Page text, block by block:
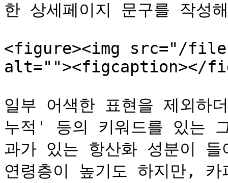
한 상세페이지 문구를 작성
<figure><img src="/files/
alt=""><figcaption></
일부 어색한 표현을 제외
누적' 등의 키워드를 있는
과가 있는 항산화 성분이
연령층이 높기도 하지만,